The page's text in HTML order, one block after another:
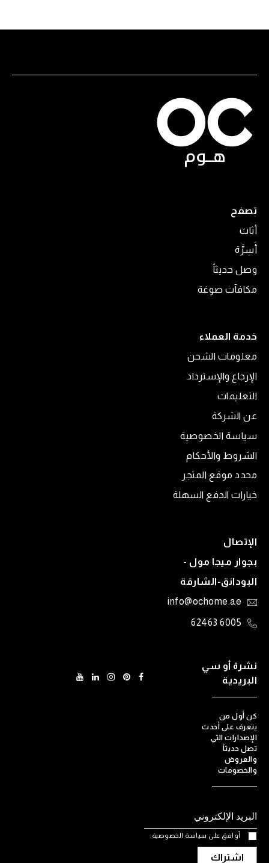
تصفح
أثاث
أَسِرَّة
وصل حديثاً
مكافآت صوغة
خدمة العملاء
معلومات الشحن
الإرجاع والإسترداد
التعليمات
عن الشركة
سياسة الخصوصية
الشروط والأحكام
محدد موقع المتجر
خيارات الدفع السهلة
الإتصال
بجوار ميجا مول -
البودانق-الشارقة
info@ochome.ae
6005 62463
نشرة أو سي
البريدية
كن أول من
يتعرف على أحدث
الإصدارات التي
تصل حديثاً
والعروض
والخصومات
أوافق على سياسة الخصوصية.
اشتراك